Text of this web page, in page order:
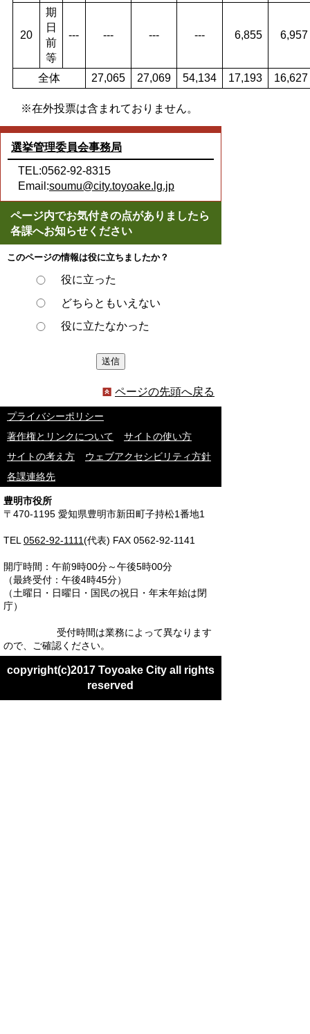
20
期
日
前
等
--- --- --- --- 6,855 6,957
全体 27,065 27,069 54,134 17,193 16,627
※在外投票は含まれておりません。
選挙管理委員会事務局
TEL:0562-92-8315
Email:soumu@city.toyoake.lg.jp
ページ内でお気付きの点がありましたら
各課へお知らせください
このページの情報は役に立ちましたか？
役に立った
どちらともいえない
役に立たなかった
ページの先頭へ戻る
プライバシーポリシー
著作権とリンクについて
サイトの使い方
サイトの考え方
ウェブアクセシビリティ方針
各課連絡先
豊明市役所
〒470-1195 愛知県豊明市新田町子持松1番地1
TEL 0562-92-1111(代表) FAX 0562-92-1141
開庁時間：午前9時00分～午後5時00分
（最終受付：午後4時45分）
（土曜日・日曜日・国民の祝日・年末年始は閉
庁）
受付時間は業務によって異なります
ので、ご確認ください。
copyright(c)2017 Toyoake City all rights
reserved